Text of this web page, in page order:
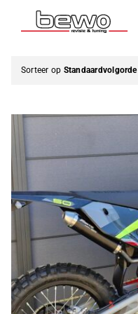
naar
Sorteer op Standaardvolgorde